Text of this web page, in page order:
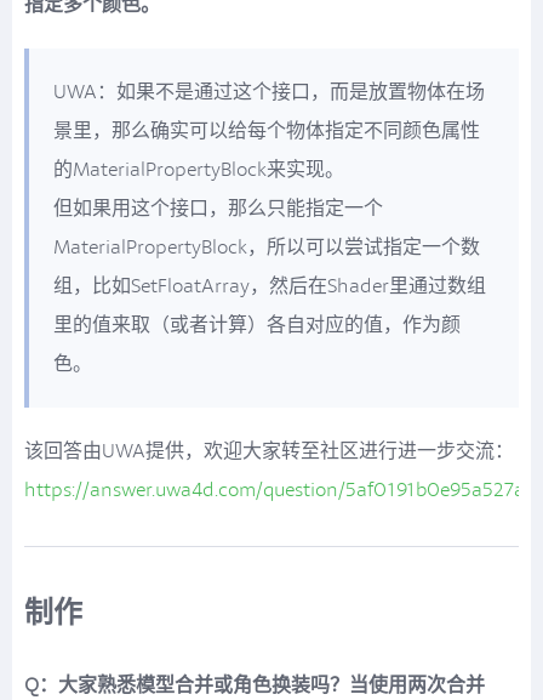
指定多个颜色。
UWA：如果不是通过这个接口，而是放置物体在场
景里，那么确实可以给每个物体指定不同颜色属性
的MaterialPropertyBlock来实现。
但如果用这个接口，那么只能指定一个
MaterialPropertyBlock，所以可以尝试指定一个数
组，比如SetFloatArray，然后在Shader里通过数组
里的值来取（或者计算）各自对应的值，作为颜
色。
该回答由UWA提供，欢迎大家转至社区进行进一步交流：
https://answer.uwa4d.com/question/
制作
Q：大家熟悉模型合并或角色换装吗？当使用两次合并